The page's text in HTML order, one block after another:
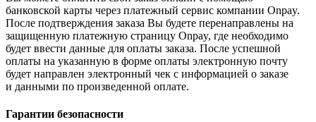
банковской карты через платежный сервис компании Onpay.
После подтверждения заказа Вы будете перенаправлены на
защищенную платежную страницу Onpay, где необходимо
будет ввести данные для оплаты заказа. После успешной
оплаты на указанную в форме оплаты электронную почту
будет направлен электронный чек с информацией о заказе
и данными по произведенной оплате.
Гарантии безопасности